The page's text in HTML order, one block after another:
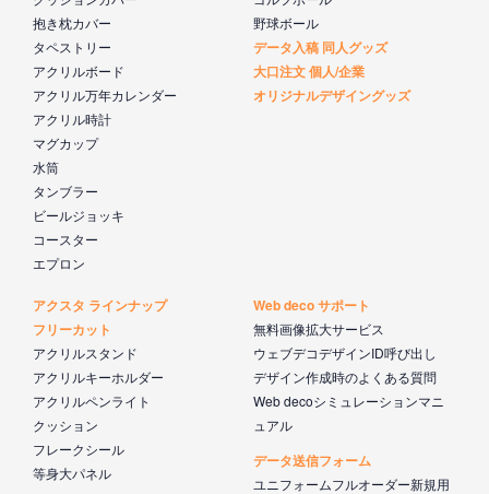
抱き枕カバー
タペストリー
アクリルボード
アクリル万年カレンダー
アクリル時計
マグカップ
水筒
タンブラー
ビールジョッキ
コースター
エプロン
野球ボール
データ入稿 同人グッズ
大口注文 個人/企業
オリジナルデザイングッズ
アクスタ ラインナップ
フリーカット
アクリルスタンド
アクリルキーホルダー
アクリルペンライト
クッション
フレークシール
等身大パネル
Web deco サポート
無料画像拡大サービス
ウェブデコデザインID呼び出し
デザイン作成時のよくある質問
Web decoシミュレーションマニ
ュアル
データ送信フォーム
ユニフォームフルオーダー新規用